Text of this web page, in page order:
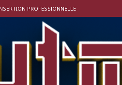
PROFESSIONNELLE